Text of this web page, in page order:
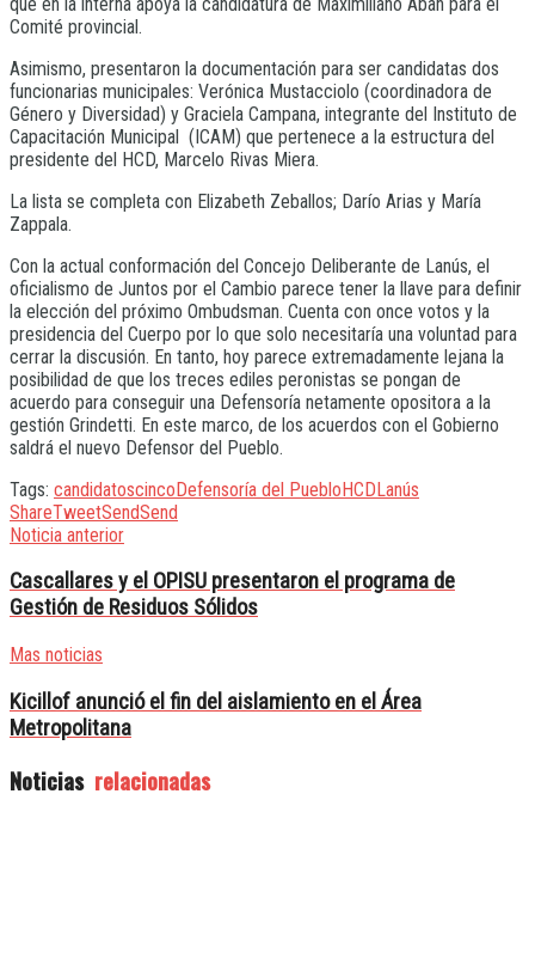
Comité provincial.
Asimismo, presentaron la documentación para ser candidatas dos
funcionarias municipales: Verónica Mustacciolo (coordinadora de
Género y Diversidad) y Graciela Campana, integrante del Instituto de
Capacitación Municipal (ICAM) que pertenece a la estructura del
presidente del HCD, Marcelo Rivas Miera.
La lista se completa con Elizabeth Zeballos; Darío Arias y María
Zappala.
Con la actual conformación del Concejo Deliberante de Lanús, el
oficialismo de Juntos por el Cambio parece tener la llave para definir
la elección del próximo Ombudsman. Cuenta con once votos y la
presidencia del Cuerpo por lo que solo necesitaría una voluntad para
cerrar la discusión. En tanto, hoy parece extremadamente lejana la
posibilidad de que los treces ediles peronistas se pongan de
acuerdo para conseguir una Defensoría netamente opositora a la
gestión Grindetti. En este marco, de los acuerdos con el Gobierno
saldrá el nuevo Defensor del Pueblo.
Tags: candidatoscincoDefensoría del PuebloHCDLanús
ShareTweetSendSend
Noticia anterior
Cascallares y el OPISU presentaron el programa de
Gestión de Residuos Sólidos
Mas noticias
Kicillof anunció el fin del aislamiento en el Área
Metropolitana
Noticias relacionadas